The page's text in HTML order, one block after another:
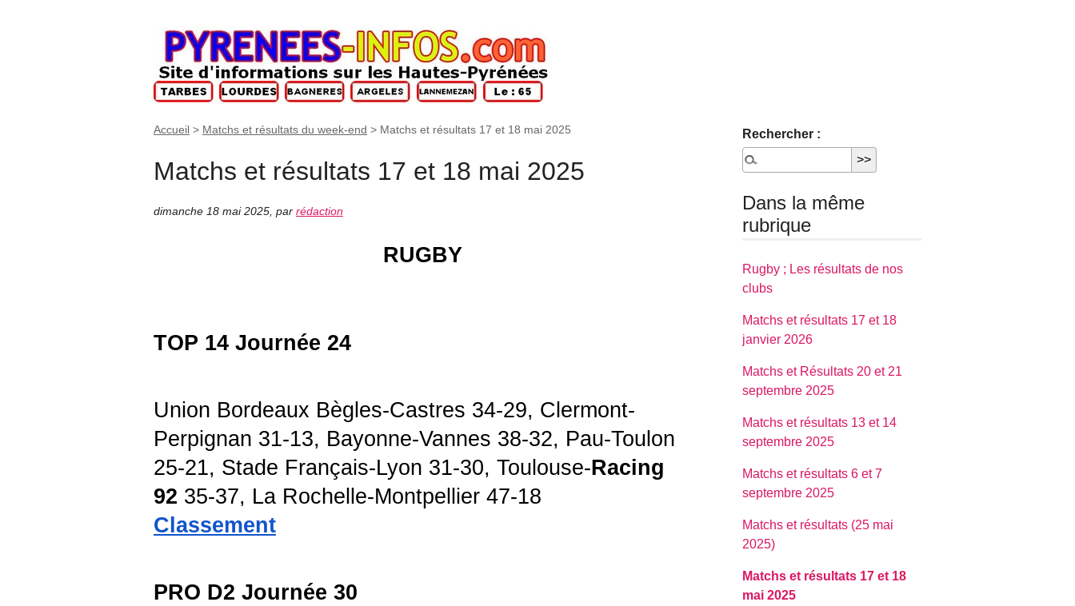
Accueil > Matchs et résultats du week-end > Matchs et résultats 17 et 18 mai 2025
Matchs et résultats 17 et 18 mai 2025
dimanche 18 mai 2025 par rédaction
RUGBY
TOP 14 Journée 24
Union Bordeaux Bègles-Castres 34-29, Clermont-
Perpignan 31-13, Bayonne-Vannes 38-32, Pau-Toulon
25-21, Stade Français-Lyon 31-30, Toulouse-Racing
92 35-37, La Rochelle-Montpellier 47-18
Classement
PRO D2 Journée 30
Rechercher :
Dans la même
rubrique
Rugby ; Les résultats de nos
clubs
Matchs et résultats 17 et 18
janvier 2026
Matchs et Résultats 20 et 21
septembre 2025
Matchs et résultats 13 et 14
septembre 2025
Matchs et résultats 6 et 7
septembre 2025
Matchs et résultats (25 mai
2025)
Matchs et résultats 17 et 18
mai 2025